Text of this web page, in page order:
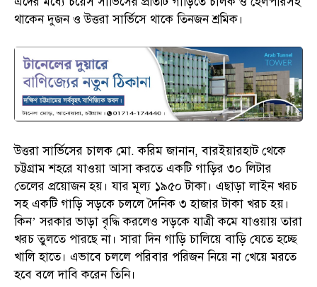
থাকেন দুজন ও উত্তরা সার্ভিসে থাকে তিনজন শ্রমিক।
উত্তরা সার্ভিসের চালক মো. করিম জানান, বারইয়ারহাট থেকে
চট্টগ্রাম শহরে যাওয়া আসা করতে একটি গাড়ির ৩০ লিটার
তেলের প্রয়োজন হয়। যার মূল্য ১৯৫০ টাকা। এছাড়া লাইন খরচ
সহ একটি গাড়ি সড়কে চললে দৈনিক ৩ হাজার টাকা খরচ হয়।
কিন’ সরকার ভাড়া বৃদ্ধি করলেও সড়কে যাত্রী কমে যাওয়ায় তারা
খরচ তুলতে পারছে না। সারা দিন গাড়ি চালিয়ে বাড়ি যেতে হচ্ছে
খালি হাতে। এভাবে চললে পরিবার পরিজন নিয়ে না খেয়ে মরতে
হবে বলে দাবি করেন তিনি।